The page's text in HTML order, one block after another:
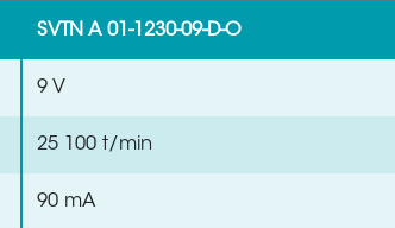
SVTN A 01-1230-09-D-O
9 V
25 100 t/min
90 mA